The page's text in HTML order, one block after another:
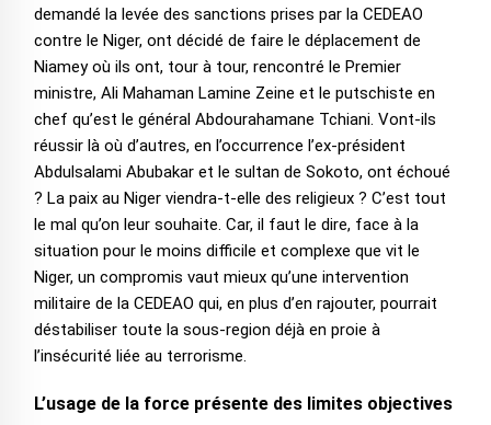
demandé la levée des sanctions prises par la CEDEAO
contre le Niger, ont décidé de faire le déplacement de
Niamey où ils ont, tour à tour, rencontré le Premier
ministre, Ali Mahaman Lamine Zeine et le putschiste en
chef qu’est le général Abdourahamane Tchiani. Vont-ils
réussir là où d’autres, en l’occurrence l’ex-président
Abdulsalami Abubakar et le sultan de Sokoto, ont échoué
? La paix au Niger viendra-t-elle des religieux ? C’est tout
le mal qu’on leur souhaite. Car, il faut le dire, face à la
situation pour le moins difficile et complexe que vit le
Niger, un compromis vaut mieux qu’une intervention
militaire de la CEDEAO qui, en plus d’en rajouter, pourrait
déstabiliser toute la sous-region déjà en proie à
l’insécurité liée au terrorisme.
L’usage de la force présente des limites objectives